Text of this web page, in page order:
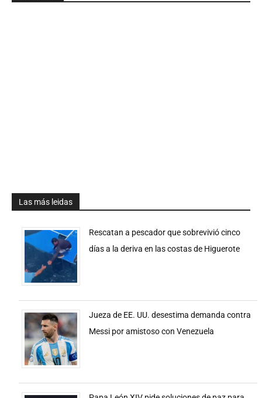
Las más leidas
Rescatan a pescador que sobrevivió cinco
días a la deriva en las costas de Higuerote
Jueza de EE. UU. desestima demanda contra
Messi por amistoso con Venezuela